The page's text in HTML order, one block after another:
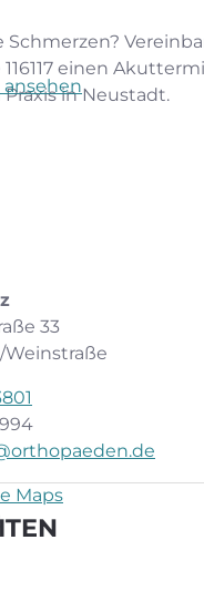
Schmerzen?
einen
in Neustadt.
33
Weinstraße
Maps